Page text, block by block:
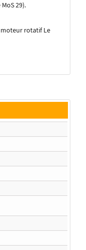
29).
rotatif Le